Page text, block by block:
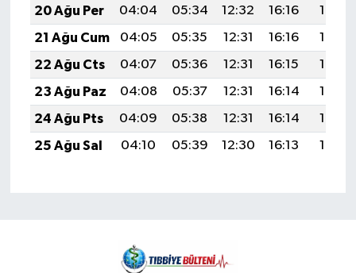
20 Ağu Per
04:04 05:34 12:32 16:16
19:19
21 Ağu Cum
04:05 05:35 12:31 16:16
19:18
22 Ağu Cts
04:07 05:36 12:31 16:15
19:16
23 Ağu Paz
04:08 05:37 12:31 16:14
19:15
24 Ağu Pts
04:09 05:38 12:31 16:14
19:13
25 Ağu Sal
04:10 05:39 12:30 16:13 19:12